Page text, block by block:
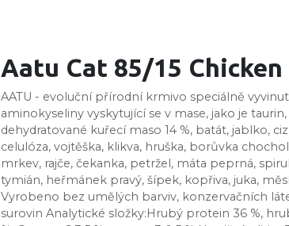
Aatu Cat 85/15 Chicken
AATU - evoluční přírodní krmivo speciálně
aminokyseliny vyskytující se v mase, jako je
dehydratované kuřecí maso 14 %, batát, jablko,
celulóza, vojtěška, klikva, hruška, borůvka
mrkev, rajče, čekanka, petržel, máta peprná,
tymián, heřmánek pravý, šípek, kopřiva, juka,
Vyrobeno bez umělých barviv, konzervačních
surovin Analytické složky:Hrubý protein 36 %,